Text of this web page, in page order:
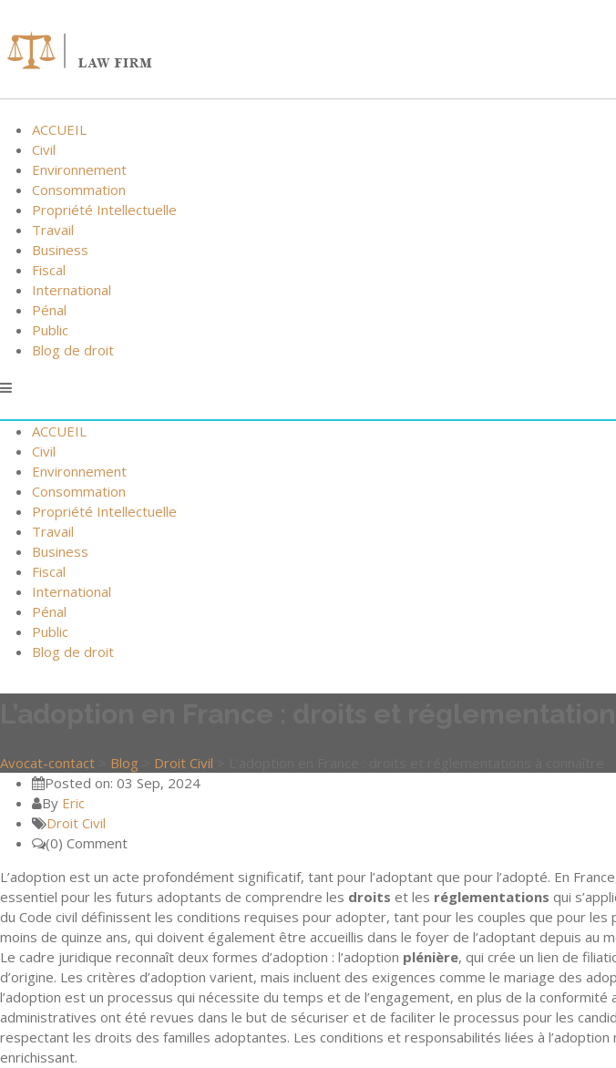
content
ACCUEIL
Civil
Environnement
Consommation
Propriété Intellectuelle
Travail
Business
Fiscal
International
Pénal
Public
Blog de droit
ACCUEIL
Civil
Environnement
Consommation
Propriété Intellectuelle
Travail
Business
Fiscal
International
Pénal
Public
Blog de droit
Avocat-contact Blog Droit Civil
Posted on: 03 Sep, 2024
By Eric
Droit Civil
(0) Comment
L’adoption est un acte profondément significatif, tant pour l’adoptant que pour l’adopté. En
essentiel pour les futurs adoptants de comprendre les droits et les réglementations qui
du Code civil définissent les conditions requises pour adopter, tant pour les couples que pour
moins de quinze ans, qui doivent également être accueillis dans le foyer de l’adoptant depuis au
Le cadre juridique reconnaît deux formes d’adoption : l’adoption plénière, qui crée un lien de
d’origine. Les critères d’adoption varient, mais incluent des exigences comme le mariage des
l’adoption est un processus qui nécessite du temps et de l’engagement, en plus de la
administratives ont été revues dans le but de sécuriser et de faciliter le processus pour les
respectant les droits des familles adoptantes. Les conditions et responsabilités liées à
enrichissant.